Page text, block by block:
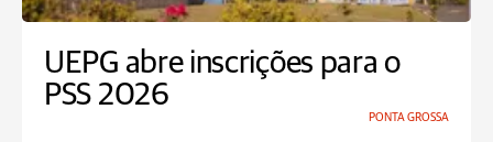
UEPG abre inscrições para o
PSS 2026
PONTA GROSSA